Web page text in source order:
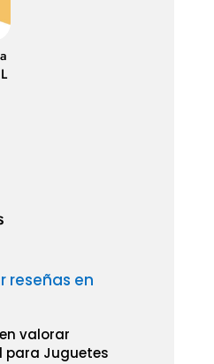
reseñas en
valorar
para Juguetes